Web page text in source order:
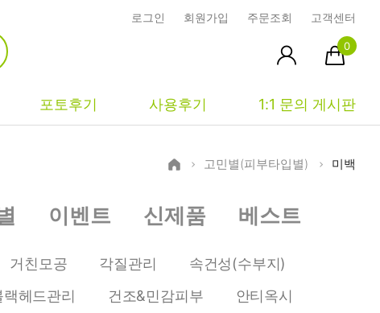
로그인 회원가입 주문조회 고객센터
0
포토후기 사용후기 1:1 문의 게시판
중성
지성
시사모
상품문의
시드물통신
장바구니
최근본상품
고민별(피부타입별) 미백
이벤트 신제품 베스트
거친모공 각질관리
속건성(수부지)
랙헤드관리 건조&민감피부
안티옥시